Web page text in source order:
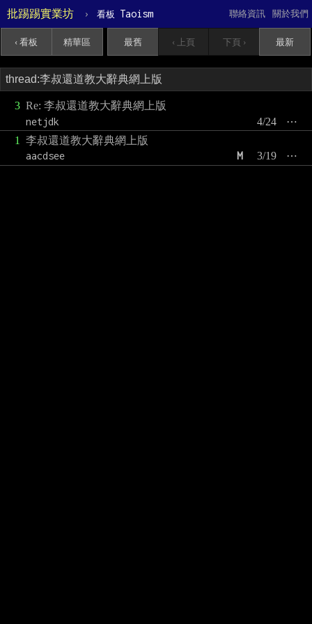
批踢踢實業坊 › 看板 Taoism 關於我們
聯絡資訊
‹ 看板 精華區 最舊 ‹ 上頁 下頁 › 最新
3 Re: 李叔還道教大辭典網上版
netjdk
⋯
4/24
1
李叔還道教大辭典網上版
aacdsee
⋯
3/19
M